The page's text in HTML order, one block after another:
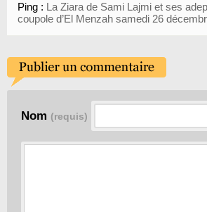
Ping : La Ziara de Sami Lajmi et ses
coupole d’El Menzah samedi 26
Nom (requis)